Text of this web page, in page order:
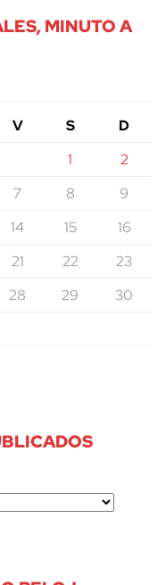
MINUTO A
V S
D
1
2
7 8
9
14 15
16
21 22
23
28 29
30